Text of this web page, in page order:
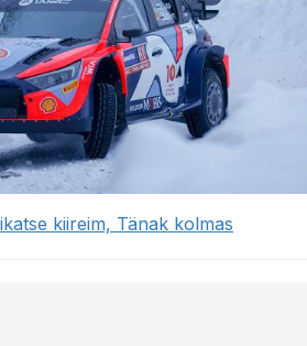
kiireim, Tänak kolmas